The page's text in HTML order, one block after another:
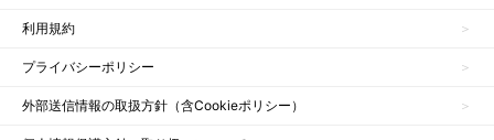
利用規約
プライバシーポリシー
外部送信情報の取扱方針（含Cookieポリシー）